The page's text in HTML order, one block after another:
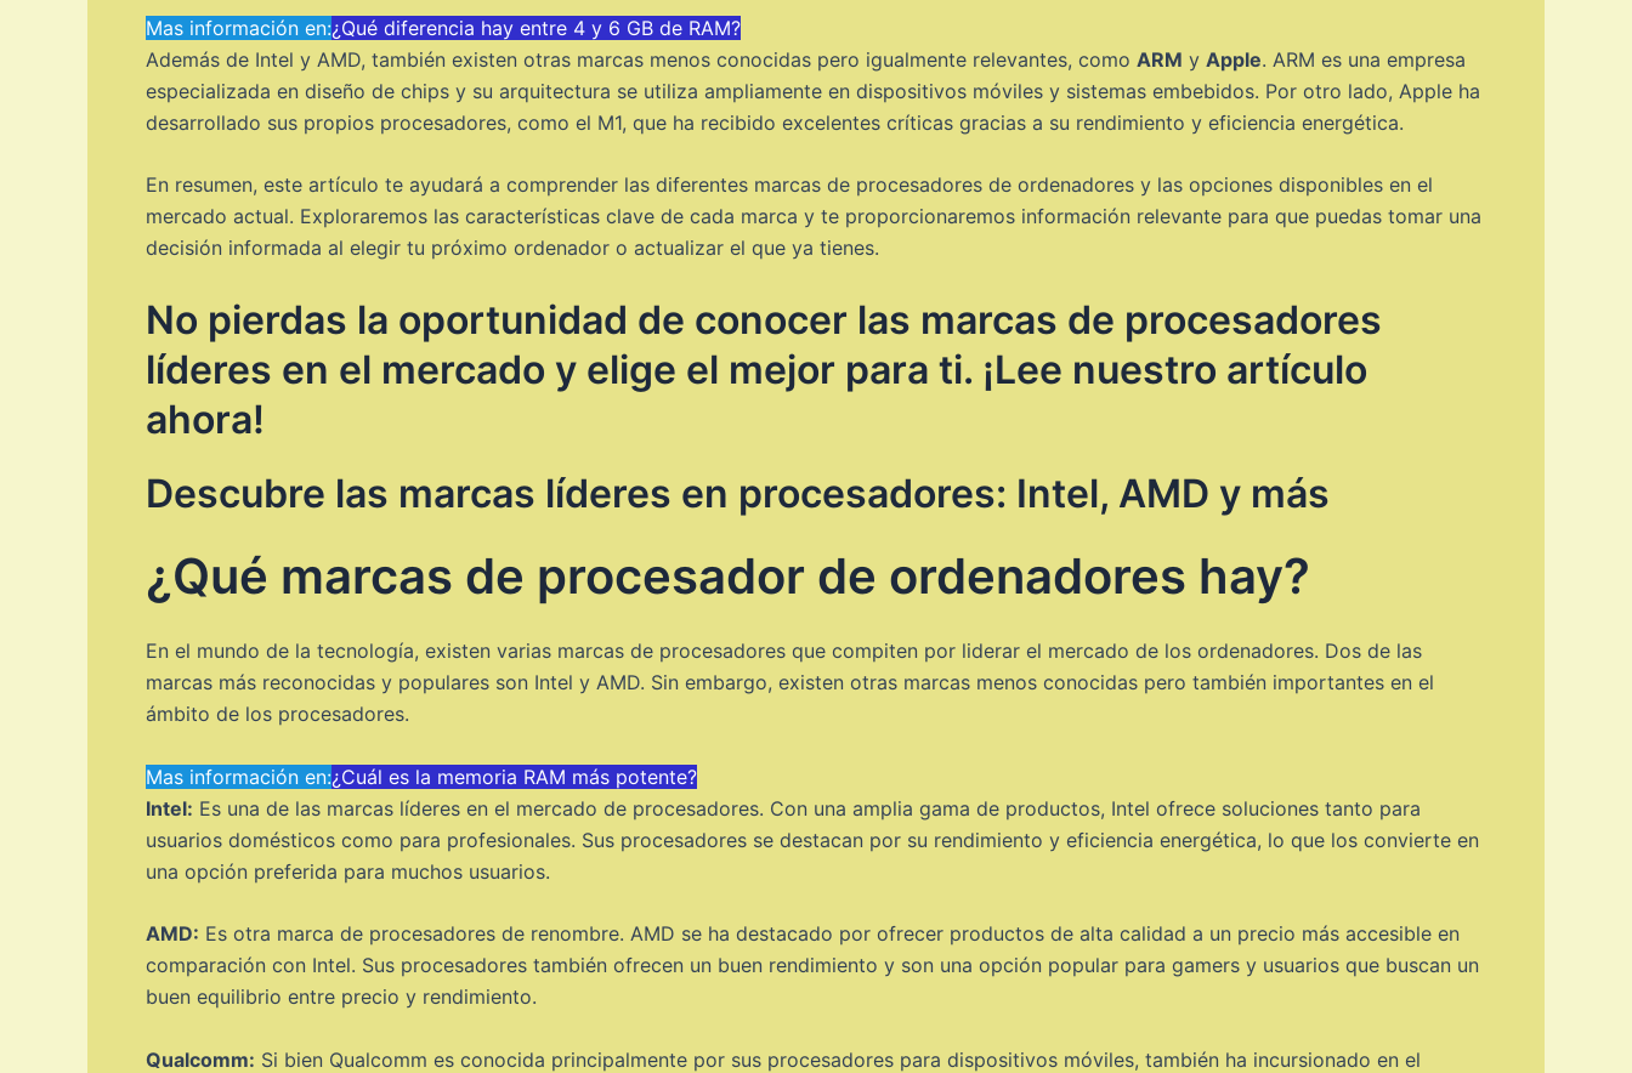
Mas información en:¿Qué diferencia hay entre 4 y 6 GB de RAM?
Además de Intel y AMD, también existen otras marcas menos conocidas pero igualmente relevantes, como ARM y Apple. ARM es una empresa
especializada en diseño de chips y su arquitectura se utiliza ampliamente en dispositivos móviles y sistemas embebidos. Por otro lado, Apple ha
desarrollado sus propios procesadores, como el M1, que ha recibido excelentes críticas gracias a su rendimiento y eficiencia energética.
En resumen, este artículo te ayudará a comprender las diferentes marcas de procesadores de ordenadores y las opciones disponibles en el
mercado actual. Exploraremos las características clave de cada marca y te proporcionaremos información relevante para que puedas tomar una
decisión informada al elegir tu próximo ordenador o actualizar el que ya tienes.
No pierdas la oportunidad de conocer las marcas de procesadores
líderes en el mercado y elige el mejor para ti. ¡Lee nuestro artículo
ahora!
Descubre las marcas líderes en procesadores: Intel, AMD y más
¿Qué marcas de procesador de ordenadores hay?
En el mundo de la tecnología, existen varias marcas de procesadores que compiten por liderar el mercado de los ordenadores. Dos de las
marcas más reconocidas y populares son Intel y AMD. Sin embargo, existen otras marcas menos conocidas pero también importantes en el
ámbito de los procesadores.
Mas información en:¿Cuál es la memoria RAM más potente?
Intel: Es una de las marcas líderes en el mercado de procesadores. Con una amplia gama de productos, Intel ofrece soluciones tanto para
usuarios domésticos como para profesionales. Sus procesadores se destacan por su rendimiento y eficiencia energética, lo que los convierte en
una opción preferida para muchos usuarios.
AMD: Es otra marca de procesadores de renombre. AMD se ha destacado por ofrecer productos de alta calidad a un precio más accesible en
comparación con Intel. Sus procesadores también ofrecen un buen rendimiento y son una opción popular para gamers y usuarios que buscan un
buen equilibrio entre precio y rendimiento.
Qualcomm: Si bien Qualcomm es conocida principalmente por sus procesadores para dispositivos móviles, también ha incursionado en el